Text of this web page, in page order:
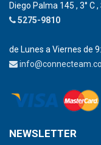
Diego Palma 145 , 3° C
5275-9810
de Lunes a Viernes de
NEWSLETTER